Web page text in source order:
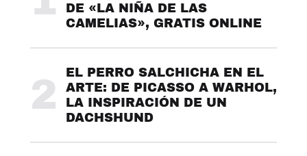
DE «LA NIÑA DE LAS
CAMELIAS», GRATIS ONLINE
2
EL PERRO SALCHICHA EN EL
ARTE: DE PICASSO A WARHOL,
LA INSPIRACIÓN DE UN
DACHSHUND